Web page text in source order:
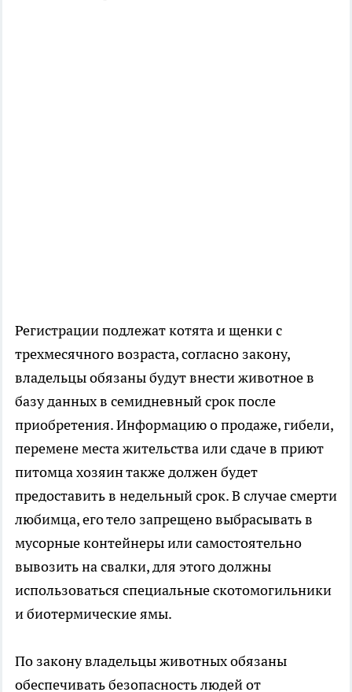
Регистрации подлежат котята и щенки с
трехмесячного возраста, согласно закону,
владельцы обязаны будут внести животное в
базу данных в семидневный срок после
приобретения. Информацию о продаже, гибели,
перемене места жительства или сдаче в приют
питомца хозяин также должен будет
предоставить в недельный срок. В случае смерти
любимца, его тело запрещено выбрасывать в
мусорные контейнеры или самостоятельно
вывозить на свалки, для этого должны
использоваться специальные скотомогильники
и биотермические ямы.
По закону владельцы животных обязаны
обеспечивать безопасность людей от